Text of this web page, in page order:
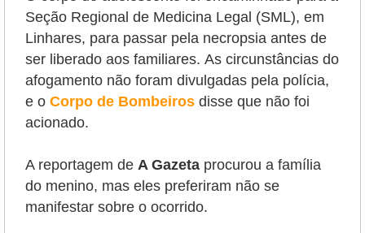
Seção Regional de Medicina Legal (SML), em
Linhares, para passar pela necropsia antes de
ser liberado aos familiares. As circunstâncias do
afogamento não foram divulgadas pela polícia,
e o Corpo de Bombeiros disse que não foi
acionado.
A reportagem de A Gazeta procurou a família
do menino, mas eles preferiram não se
manifestar sobre o ocorrido.